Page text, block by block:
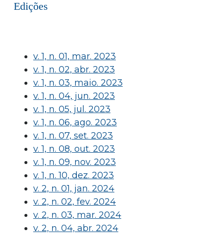
Edições
v. 1, n. 01, mar. 2023
v. 1, n. 02, abr. 2023
v. 1, n. 03, maio. 2023
v. 1, n. 04, jun. 2023
v. 1, n. 05, jul. 2023
v. 1, n. 06, ago. 2023
v. 1, n. 07, set. 2023
v. 1, n. 08, out. 2023
v. 1, n. 09, nov. 2023
v. 1, n. 10, dez. 2023
v. 2, n. 01, jan. 2024
v. 2, n. 02, fev. 2024
v. 2, n. 03, mar. 2024
v. 2, n. 04, abr. 2024